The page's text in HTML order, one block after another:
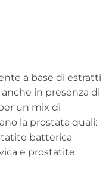
a base di estratti
in presenza di
un mix di
la prostata quali:
batterica
e prostatite